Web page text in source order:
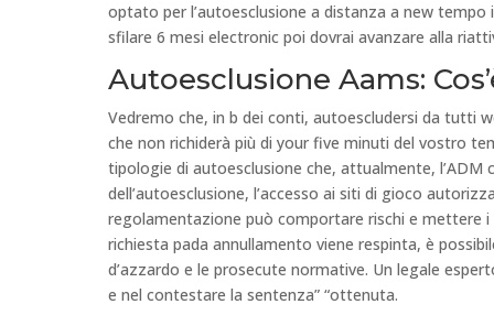
optato per l’autoesclusione a distanza a new
sfilare 6 mesi electronic poi dovrai avanzare alla
Autoesclusione Aams:
Vedremo che, in b dei conti, autoescludersi da tutti
che non richiderà più di your five minuti del vostro
tipologie di autoesclusione che, attualmente, l’ADM
dell’autoesclusione, l’accesso ai siti di gioco
regolamentazione può comportare rischi e mettere
richiesta pada annullamento viene respinta, è
d’azzardo e le prosecute normative. Un legale
e nel contestare la sentenza” “ottenuta.